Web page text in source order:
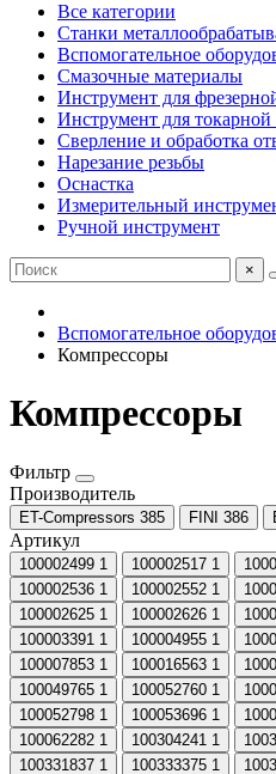
Все категории
Станки
Вспомогательное
Смазочные материалы
Инструмент для
Инструмент для токарной
Сверление и обработка
Нарезание резьбы
Оснастка
Измерительный
Ручной инструмент
×
Вспомогательное
Компрессоры
Компрессоры
Фильтр
Производитель
ET-Compressors 385 FINI 386
Артикул
100002499 1 100002517 1
100002536 1 100002552 1
100002625 1 100002626 1
100003391 1 100004955 1
100007853 1 100016563 1
100049765 1 100052760 1
100052798 1 100053696 1
100062282 1 100304241 1
100331837 1 100333375 1